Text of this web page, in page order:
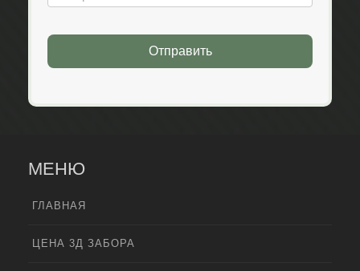
Отправить
МЕНЮ
ГЛАВНАЯ
ЦЕНА 3Д ЗАБОРА